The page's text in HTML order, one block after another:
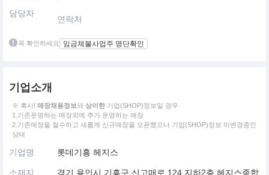
담당자
연락처
꼭 확인하세요 임금체불사업주 명단확인
기업소개
※ 혹시! 매장채용정보와 상이한 기업(SHOP)정보일 경우
1.기존운영하는 매장외에 추가 운영하는 매장
2.기존매장을 철수하고 새롭게 신규매장을 오픈했으나 기업(SHOP)정보 미변경중인
상태
기업명 롯데기흥 헤지스
소재지
경기 용인시 기흥구 신고매로 124 지하2층 헤지스종합